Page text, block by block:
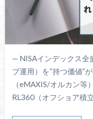
— NISAインデックス全
ブ運用）を“持つ価値”
（eMAXIS/オルカン等
RL360（オフショア積